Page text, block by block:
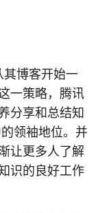
其博客开始一
一策略，腾讯
分享和总结知
领袖地位。并
让更多人了解
识的良好工作